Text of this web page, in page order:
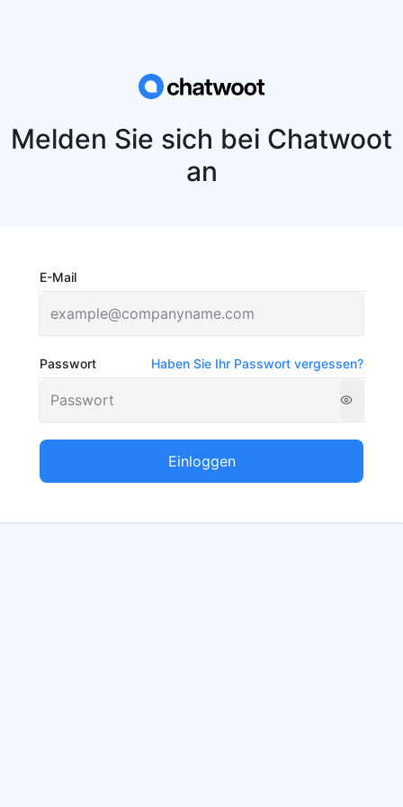
Melden Sie sich bei Chatwoot
an
E-Mail
Passwort Haben Sie Ihr Passwort vergessen?
Einloggen